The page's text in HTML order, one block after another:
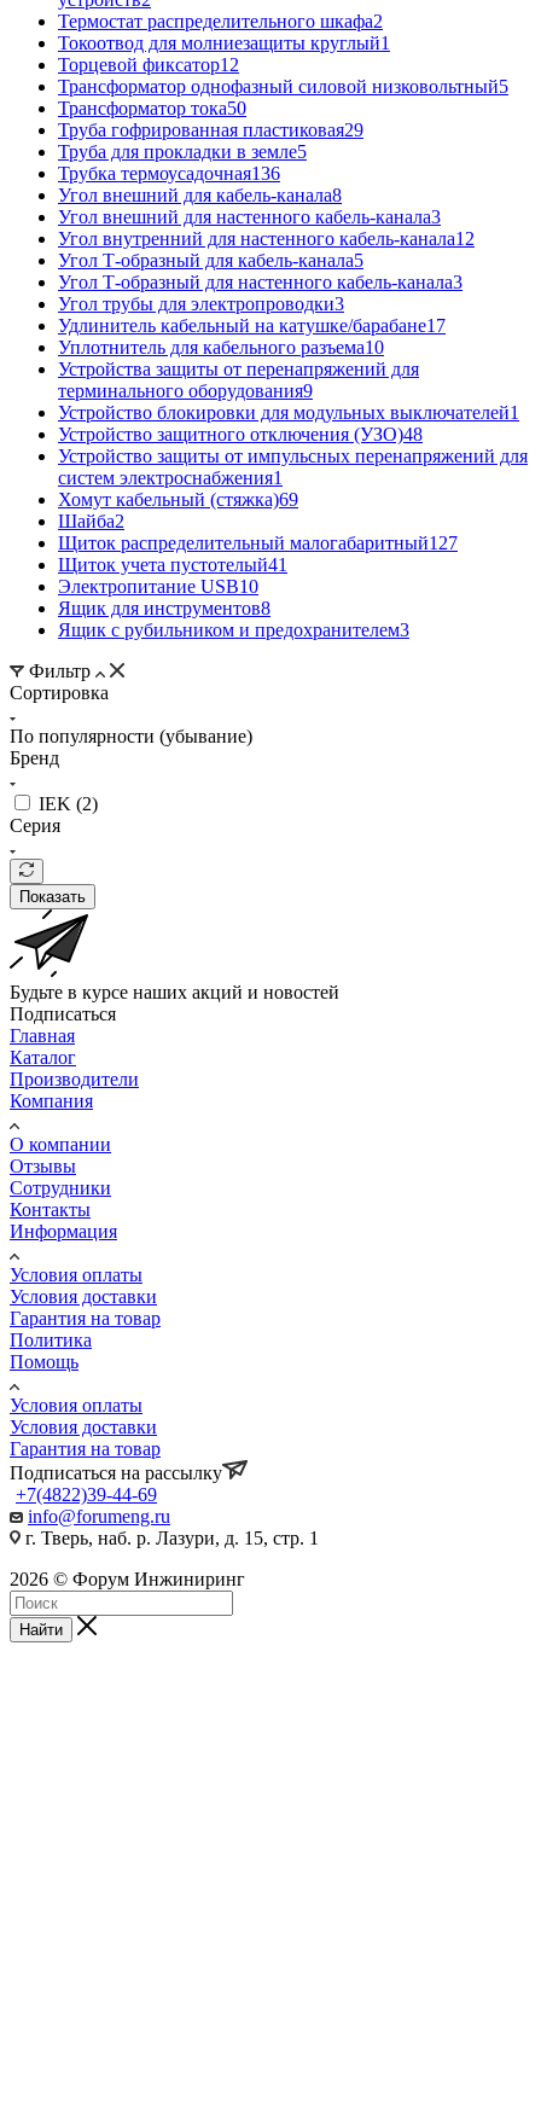
Термостат распределительного шкафа2
Токоотвод для молниезащиты круглый1
Торцевой фиксатор12
Трансформатор однофазный силовой низковольтный5
Трансформатор тока50
Труба гофрированная пластиковая29
Труба для прокладки в земле5
Трубка термоусадочная136
Угол внешний для кабель-канала8
Угол внешний для настенного кабель-канала3
Угол внутренний для настенного кабель-канала12
Угол Т-образный для кабель-канала5
Угол Т-образный для настенного кабель-канала3
Угол трубы для электропроводки3
Удлинитель кабельный на катушке/барабане17
Уплотнитель для кабельного разъема10
Устройства защиты от перенапряжений для
терминального оборудования9
Устройство блокировки для модульных выключателей1
Устройство защитного отключения (УЗО)48
Устройство защиты от импульсных перенапряжений для
систем электроснабжения1
Хомут кабельный (стяжка)69
Шайба2
Щиток распределительный малогабаритный127
Щиток учета пустотелый41
Электропитание USB10
Ящик для инструментов8
Ящик с рубильником и предохранителем3
Фильтр
Сортировка
По популярности (убывание)
Бренд
IEK (2)
Серия
Показать
Будьте в курсе наших акций и новостей
Подписаться
Главная
Каталог
Производители
Компания
О компании
Отзывы
Сотрудники
Контакты
Информация
Условия оплаты
Условия доставки
Гарантия на товар
Политика
Помощь
Условия оплаты
Условия доставки
Гарантия на товар
Подписаться на рассылку
+7(4822)39-44-69
info@forumeng.ru
г. Тверь, наб. р. Лазури, д. 15, стр. 1
2026 © Форум Инжиниринг
Найти